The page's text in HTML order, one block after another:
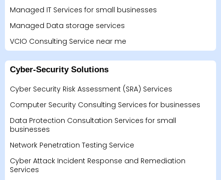
Managed IT Services for small businesses
Managed Data storage services
VCIO Consulting Service near me
Cyber-Security Solutions
Cyber Security Risk Assessment (SRA) Services
Computer Security Consulting Services for businesses
Data Protection Consultation Services for small
businesses
Network Penetration Testing Service
Cyber Attack Incident Response and Remediation
Services